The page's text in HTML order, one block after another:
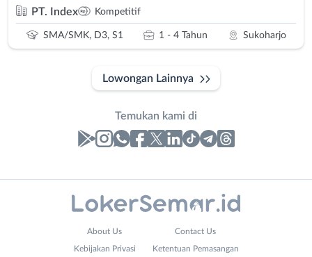
PT. Index Kompetitif
SMA/SMK, D3, S1 1 - 4 Tahun Sukoharjo
Lowongan Lainnya
Temukan kami di
About Us Contact Us
Kebijakan Privasi Ketentuan Pemasangan